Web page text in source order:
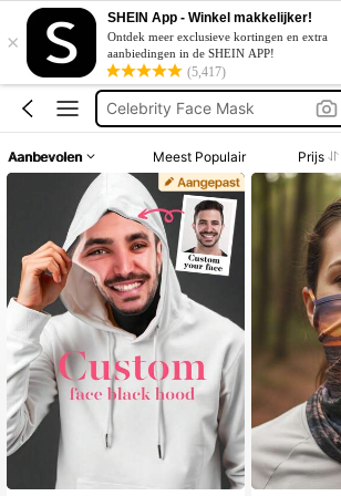
×
SHEIN App - Winkel makkelijker!
Ontdek meer exclusieve kortingen en extra
aanbiedingen in de SHEIN APP!
(5,417)
Katoen
Furry Masks
Mask Halloween
Celebrity Face Mask
Katoen
Furry Masks
Aanbevolen Meest Populair Prijs